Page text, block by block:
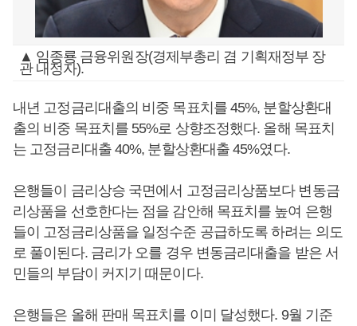
▲ 임종룡 금융위원장(경제부총리 겸 기획재정부 장
관 내정자).
내년 고정금리대출의 비중 목표치를 45%, 분할상환대
출의 비중 목표치를 55%로 상향조정했다. 올해 목표치
는 고정금리대출 40%, 분할상환대출 45%였다.
은행들이 금리상승 국면에서 고정금리상품보다 변동금
리상품을 선호한다는 점을 감안해 목표치를 높여 은행
들이 고정금리상품을 일정수준 공급하도록 하려는 의도
로 풀이된다. 금리가 오를 경우 변동금리대출을 받은 서
민들의 부담이 커지기 때문이다.
은행들은 올해 판매 목표치를 이미 달성했다. 9월 기준